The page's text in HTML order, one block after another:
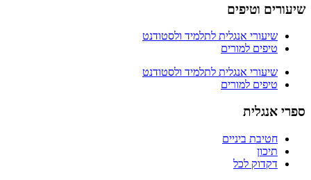
שיעורים וטיפים
שיעורי אנגלית לתלמיד ולסטודנט
טיפים למורים
שיעורי אנגלית לתלמיד ולסטודנט
טיפים למורים
ספרי אנגלית
חטיבת ביניים
תיכון
דקדוק לכל